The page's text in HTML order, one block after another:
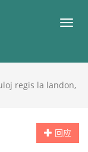
目
regis la landon,
回应